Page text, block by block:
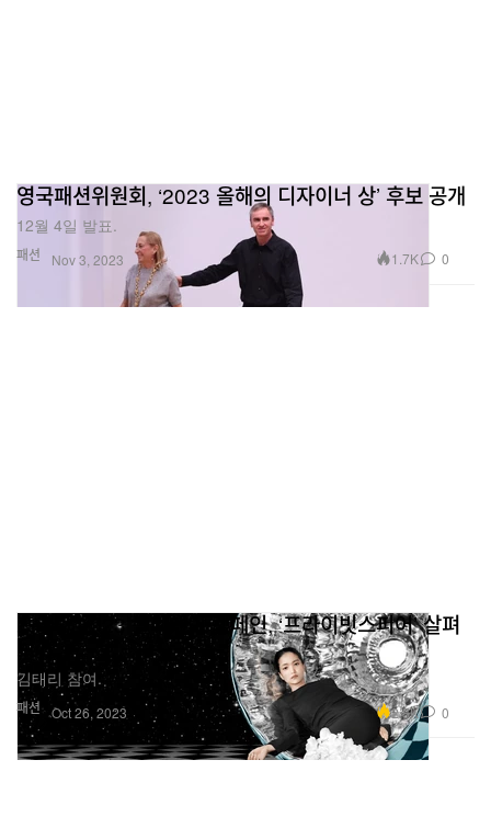
패션
영국패션위원회, ‘2023 올해의 디자이너 상’ 후보 공개
12월 4일 발표.
Nov 3, 2023 1.7K 0
패션
프라다 2023 홀리데이 캠페인, ‘프라이빗스피어’ 살펴
보기
김태리 참여.
Oct 26, 2023 2.8K 0